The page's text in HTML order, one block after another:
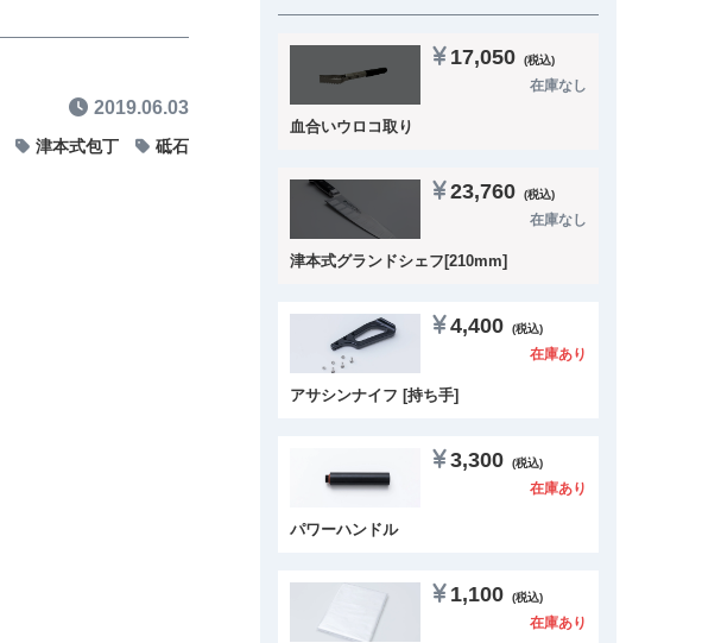
2019.06.03
津本式包丁 砥石
17,050 (税込)
在庫なし
血合いウロコ取り
23,760 (税込)
在庫なし
津本式グランドシェフ[210mm]
4,400 (税込)
在庫あり
アサシンナイフ [持ち手]
3,300 (税込)
在庫あり
パワーハンドル
1,100 (税込)
在庫あり